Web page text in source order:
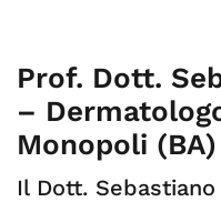
Prof. Dott.
–
Monopoli (BA)
Il Dott.